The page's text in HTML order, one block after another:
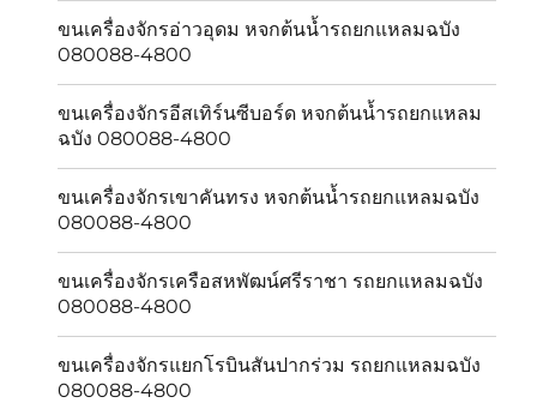
ขนเครื่องจักรอ่าวอุดม หจกต้นน้ำรถยกแหลมฉบัง
080088-4800
ขนเครื่องจักรอีสเทิร์นซีบอร์ด หจกต้นน้ำรถยกแหลม
ฉบัง 080088-4800
ขนเครื่องจักรเขาคันทรง หจกต้นน้ำรถยกแหลมฉบัง
080088-4800
ขนเครื่องจักรเครือสหพัฒน์ศรีราชา รถยกแหลมฉบัง
080088-4800
ขนเครื่องจักรแยกโรบินสันปากร่วม รถยกแหลมฉบัง
080088-4800